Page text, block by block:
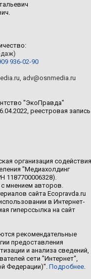
936-02-90
, adv@osnmedia.ru
"ЭкоПравда"
реестровая запись
организация содействия
"Медиахолдинг
1187700006328).
мнением авторов.
сайта Ecopravda.ru
в Интернет-
гиперссылка на сайт
рекомендательные
предоставления
и анализа сведений,
сети "Интернет",
Федерации)". Подробнее.